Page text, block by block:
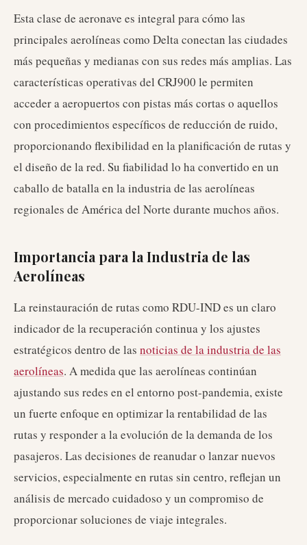
Esta clase de aeronave es integral para cómo las
principales aerolíneas como Delta conectan las ciudades
más pequeñas y medianas con sus redes más amplias. Las
características operativas del CRJ900 le permiten
acceder a aeropuertos con pistas más cortas o aquellos
con procedimientos específicos de reducción de ruido,
proporcionando flexibilidad en la planificación de rutas y
el diseño de la red. Su fiabilidad lo ha convertido en un
caballo de batalla en la industria de las aerolíneas
regionales de América del Norte durante muchos años.
Importancia para la Industria de las
Aerolíneas
La reinstauración de rutas como RDU-IND es un claro
indicador de la recuperación continua y los ajustes
estratégicos dentro de las noticias de la industria de las
aerolíneas. A medida que las aerolíneas continúan
ajustando sus redes en el entorno post-pandemia, existe
un fuerte enfoque en optimizar la rentabilidad de las
rutas y responder a la evolución de la demanda de los
pasajeros. Las decisiones de reanudar o lanzar nuevos
servicios, especialmente en rutas sin centro, reflejan un
análisis de mercado cuidadoso y un compromiso de
proporcionar soluciones de viaje integrales.